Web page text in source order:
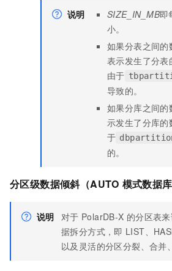
说明 SIZE_IN_MB即
小。
如果分表之间的
表示发生了分表
由于
导致的。
如果分库之间的
示发生了分库
于
的。
分区级数据倾斜（AUTO 模式数据库
说明 对于 PolarDB-X 的分区表
据拆分方式，即 LIST、
以及灵活的分区分裂、合并